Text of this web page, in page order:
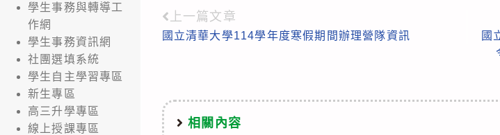
Read
more
上一篇文章
國立清華大學114學年度寒假期間辦理營隊資訊
國
相關內容
學生事務與轉導工
作網
學生事務資訊網
社團選填系統
學生自主學習專區
新生專區
高三升學專區
線上授課專區